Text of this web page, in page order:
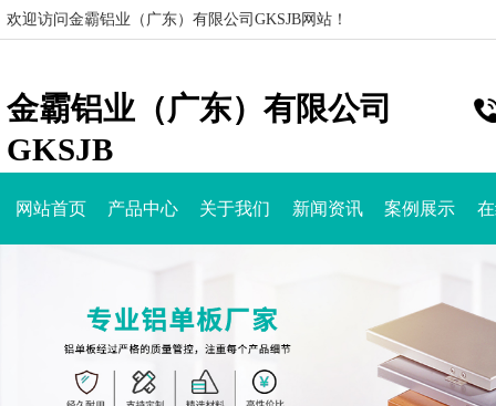
欢迎访问金霸铝业（广东）有限公司GKSJB网站！
金霸铝业（广东）有限公司
GKSJB
网站首页 产品中心 关于我们 新闻资讯 案例展示